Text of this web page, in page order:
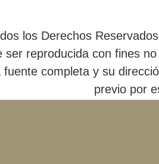
los Derechos
ser reproducida con fines
fuente completa y su
previo por